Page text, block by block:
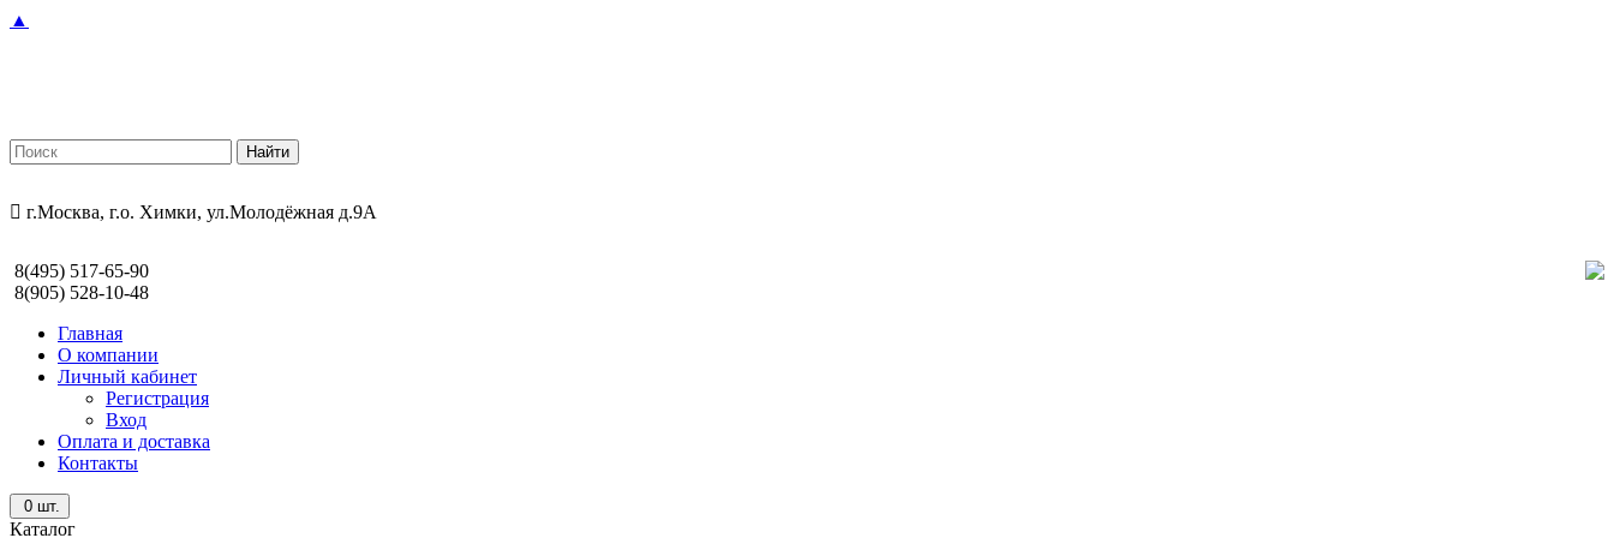
▲
г.Москва, г.о. Химки, ул.Молодёжная д.9А
8(495) 517-65-90
8(905) 528-10-48
Главная
О компании
Личный кабинет
Регистрация
Вход
Оплата и доставка
Контакты
0 шт.
Каталог